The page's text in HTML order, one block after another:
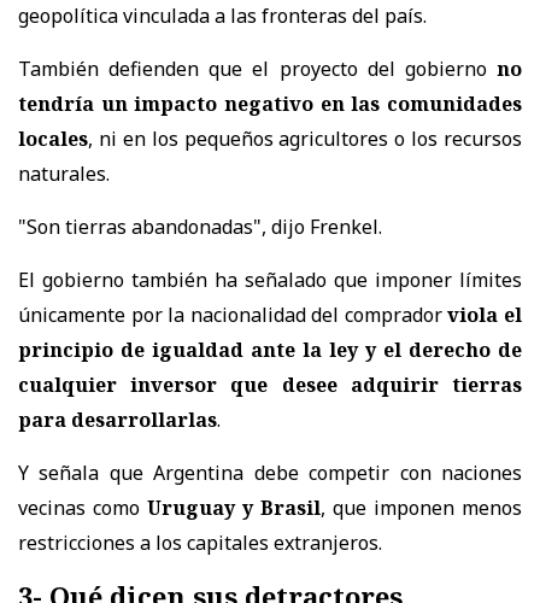
geopolítica vinculada a las fronteras del país.
También defienden que el proyecto del gobierno no
tendría un impacto negativo en las comunidades
locales, ni en los pequeños agricultores o los recursos
naturales.
"Son tierras abandonadas", dijo Frenkel.
El gobierno también ha señalado que imponer límites
únicamente por la nacionalidad del compradorviola el
principio de igualdad ante la ley y el derecho de
cualquier inversor que desee adquirir tierras
para desarrollarlas.
Y señala que Argentina debe competir con naciones
vecinas como Uruguay y Brasil, que imponen menos
restricciones a los capitales extranjeros.
3- Qué dicen sus detractores